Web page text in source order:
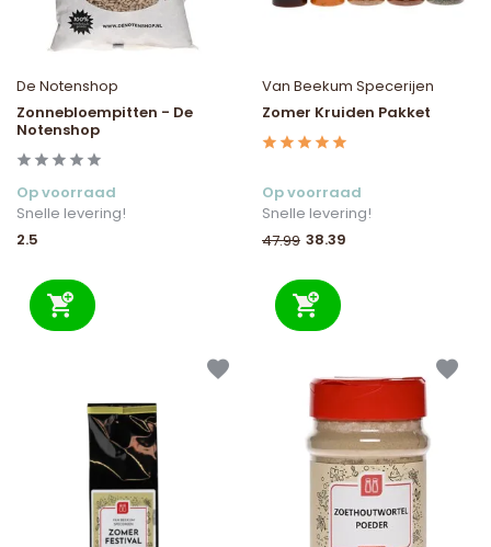
De Notenshop
Zonnebloempitten - De
Notenshop
Op voorraad
Snelle levering!
2.5
Van Beekum Specerijen
Zomer Kruiden Pakket
Op voorraad
Snelle levering!
47.99 38.39